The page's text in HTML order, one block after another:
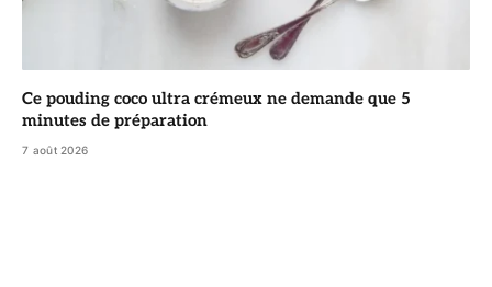
Ce pouding coco ultra crémeux ne demande que 5
minutes de préparation
7 août 2026